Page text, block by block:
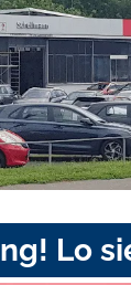
Lo